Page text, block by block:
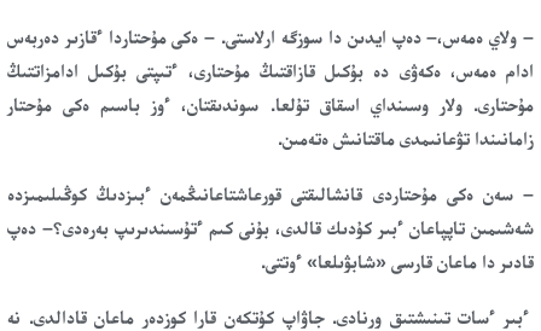
– ولاي ەمەس،– دەپ ايدىن دا سوزگە ارلاستى. – ەكى مۇحتاردا ءقازىر دەربەس
ادام ەمەس، ەكەۋى دە بۇكىل قازاقتىڭ مۇحتارى، ءتىپتى بۇكىل ادامزاتتىڭ
مۇحتارى. ولار وسىنداي اسقاق تۇلعا. سوندىقتان، ءوز باسىم ەكى مۇحتار
زامانىندا تۋعانىمدى ماقتانىش ەتەمىن.
– سەن ەكى مۇحتاردى قانشالىقتى قورعاشتاعانىڭمەن ءبىزدىڭ كوڭىلىمىزدە
شەشىمىن تاپپاعان ءبىر كۇدىك قالدى، بۇنى كىم ءتۇسىندىرىپ بەرەدى؟– دەپ
قادىر دا ماعان قارسى «شابۋىلعا» ءوتتى.
ءبىر ءسات تىنىشتىق ورنادى. جاۋاپ كۇتكەن قارا كوزدەر ماعان قادالدى. نە